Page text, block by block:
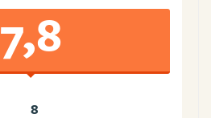
7,8
8